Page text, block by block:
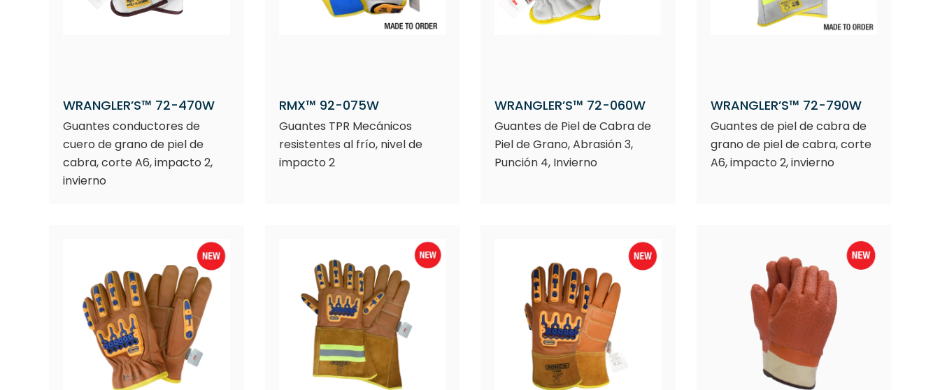
WRANGLER’S™ 72-470W
Guantes conductores de
cuero de grano de piel de
cabra, corte A6, impacto 2,
invierno
RMX™ 92-075W
Guantes TPR Mecánicos
resistentes al frío, nivel de
impacto 2
WRANGLER’S™ 72-060W
Guantes de Piel de Cabra de
Piel de Grano, Abrasión 3,
Punción 4, Invierno
WRANGLER’S™ 72-790W
Guantes de piel de cabra de
grano de piel de cabra, corte
A6, impacto 2, invierno